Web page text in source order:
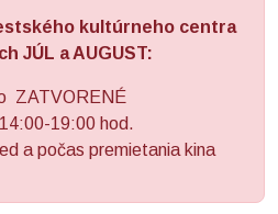
kultúrneho centra
JÚL a AUGUST:
ZATVORENÉ
19:00 hod.
a počas premietania kina